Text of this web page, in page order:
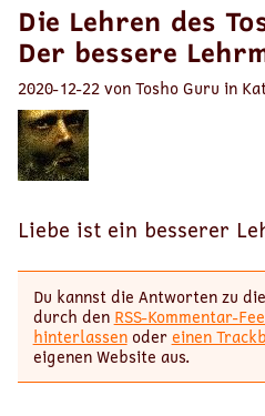
Die Lehren des
Der bessere
2020-12-22 von Tosho Guru in
Liebe ist ein besserer
Du kannst die Antworten zu
durch den RSS-Kommentar-
hinterlassenodereinen
eigenen Website aus.